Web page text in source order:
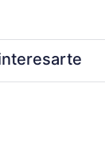
Marriott San